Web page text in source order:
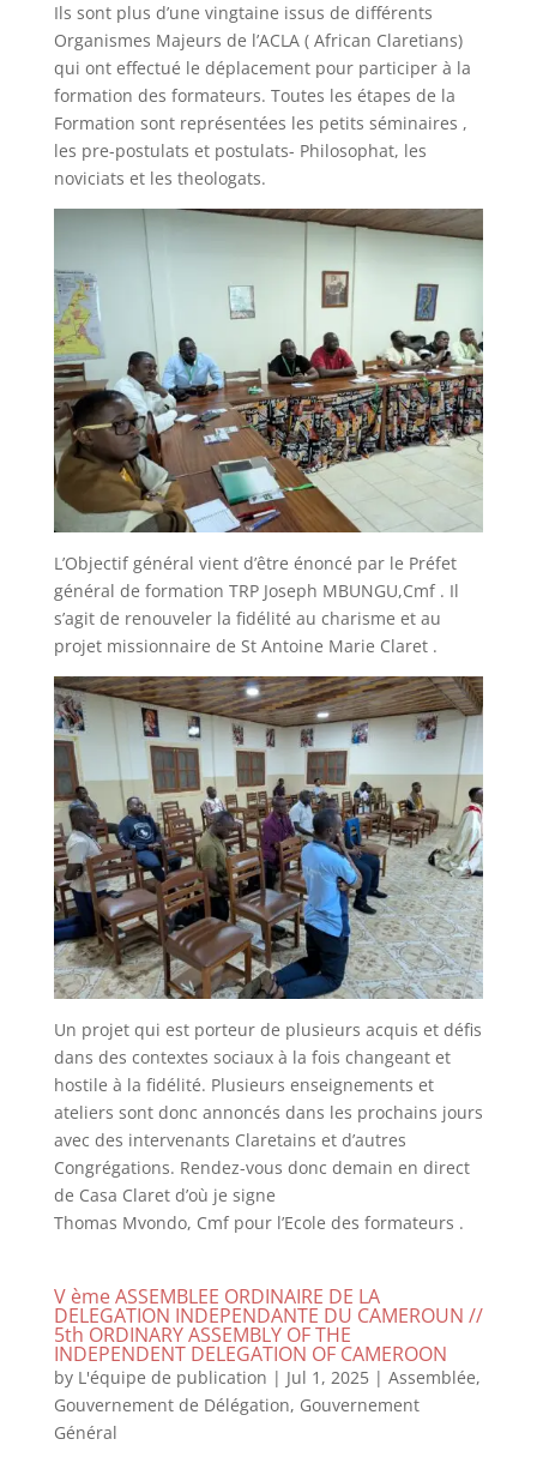
Ils sont plus d’une vingtaine issus de différents
Organismes Majeurs de l’ACLA ( African Claretians)
qui ont effectué le déplacement pour participer à la
formation des formateurs. Toutes les étapes de la
Formation sont représentées les petits séminaires ,
les pre-postulats et postulats- Philosophat, les
noviciats et les theologats.
L’Objectif général vient d’être énoncé par le Préfet
général de formation TRP Joseph MBUNGU,Cmf . Il
s’agit de renouveler la fidélité au charisme et au
projet missionnaire de St Antoine Marie Claret .
Un projet qui est porteur de plusieurs acquis et défis
dans des contextes sociaux à la fois changeant et
hostile à la fidélité. Plusieurs enseignements et
ateliers sont donc annoncés dans les prochains jours
avec des intervenants Claretains et d’autres
Congrégations. Rendez-vous donc demain en direct
de Casa Claret d’où je signe
Thomas Mvondo, Cmf pour l’Ecole des formateurs .
V ème ASSEMBLEE ORDINAIRE DE LA
DELEGATION INDEPENDANTE DU CAMEROUN //
5th ORDINARY ASSEMBLY OF THE
INDEPENDENT DELEGATION OF CAMEROON
by L'équipe de publication | Jul 1, 2025| Assemblée,
Gouvernement de Délégation, Gouvernement
Général